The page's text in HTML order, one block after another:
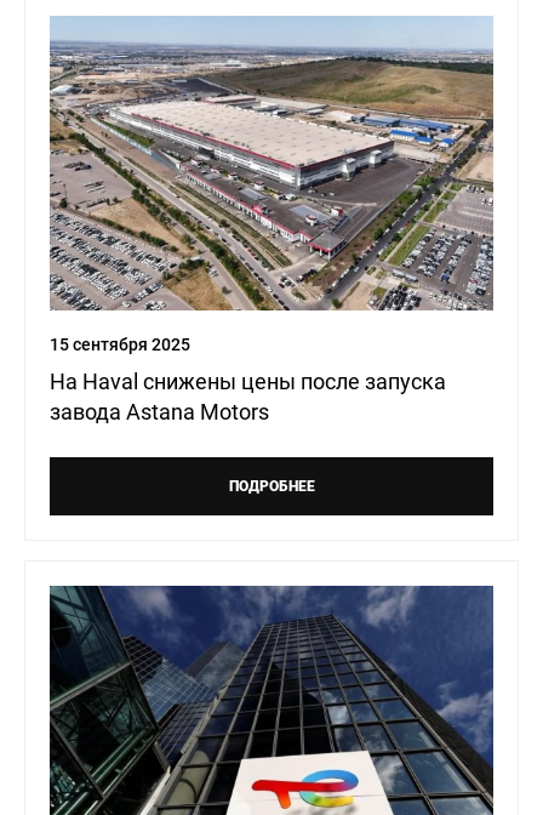
15 сентября 2025
На Haval снижены цены после запуска
завода Astana Motors
ПОДРОБНЕЕ